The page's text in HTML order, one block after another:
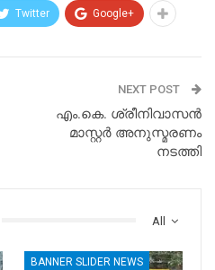
Twitter Google+
NEXT POST
എം.കെ. ശ്രീനിവാസൻ
മാസ്റ്റർ അനുസ്മരണം
നടത്തി
All
BANNER SLIDER NEWS